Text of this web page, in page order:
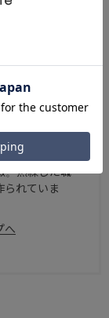
エース株式
なデザイ
。熟練した職
られていま
へ